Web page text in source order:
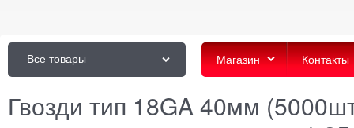
Все товары Магазин Контакты
Гвозди тип 18GA 40мм